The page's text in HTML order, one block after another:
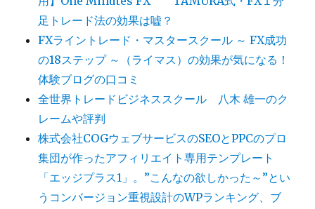
足トレード法の効果は嘘？
FXライントレード・マスタースクール ～ FX成功
の18ステップ ～（ライマス）の効果が気になる！
体験ブログの口コミ
全世界トレードビジネススクール 八木 雄一のク
レームや評判
株式会社COGウェブサービスのSEOとPPCのプロ
集団が作ったアフィリエイト専用テンプレート
「エッジプラス1」。”こんなの欲しかった～”とい
うコンバージョン重視設計のWPランキング、ブ